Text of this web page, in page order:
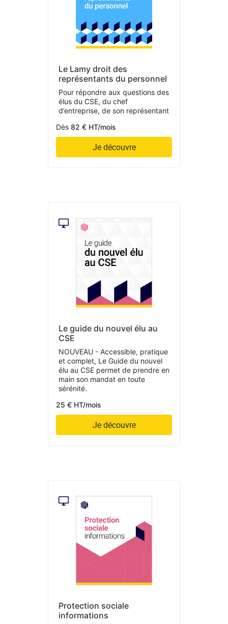
Le Lamy droit des
représentants du personnel
Pour répondre aux questions des
élus du CSE, du chef
d’entreprise, de son représentant
Dès 82 € HT/mois
Je découvre
Le guide du nouvel élu au
CSE
NOUVEAU - Accessible, pratique
et complet, Le Guide du nouvel
élu au CSE permet de prendre en
main son mandat en toute
sérénité.
25 € HT/mois
Je découvre
Protection sociale
informations